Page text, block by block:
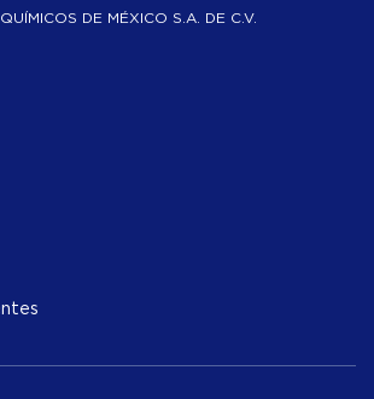
DE MÉXICO S.A. DE C.V.